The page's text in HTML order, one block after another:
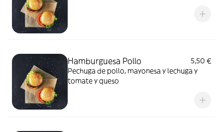
Hamburguesa Pollo
5,50 €
Pechuga de pollo, mayonesa y lechuga y
tomate y queso